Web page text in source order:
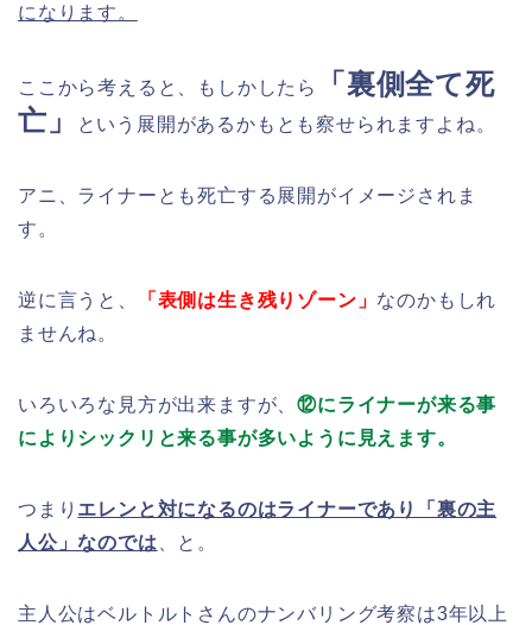
になります。
ここから考えると、もしかしたら
「裏側全て死
亡」
という展開があるかもとも察せられますよね。
アニ、ライナーとも死亡する展開がイメージされま
す。
逆に言うと、 「表側は生き残りゾーン」 なのかもしれ
ませんね。
いろいろな見方が出来ますが、⑫にライナーが来る事
によりシックリと来る事が多いように見えます。
つまり エレンと対になるのはライナーであり「裏の主
人公」なのでは 、と。
主人公はベルトルトさんのナンバリング考察は3年以上